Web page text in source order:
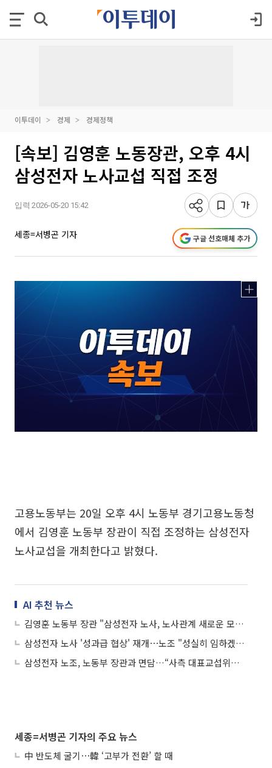
이투데이 경제 경제정책
[속보] 김영훈 노동장관, 오후 4시
삼성전자 노사교섭 직접 조정
입력 2026-05-20 15:42
세종=서병곤 기자 구글 선호매체 추가
고용노동부는 20일 오후 4시 노동부 경기고용노동청
에서 김영훈 노동부 장관이 직접 조정하는 삼성전자
노사교섭을 개최한다고 밝혔다.
AI 추천 뉴스
김영훈 노동부 장관 "삼성전자 노사, 노사관계 새로운 모범 만들어야"
삼성전자 노사 '성과급 협상' 재개⋯노조 "성실히 임하겠다"
삼성전자 노조, 노동부 장관과 면담…“사측 대표교섭위원 교체 요구”
세종=서병곤 기자의 주요 뉴스
中 반도체 굴기⋯韓 ‘고부가 전환’ 할 때